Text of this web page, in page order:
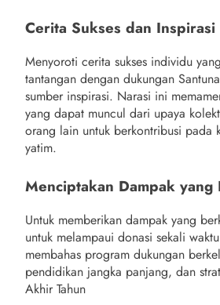
Cerita Sukses dan Inspirasi
Menyoroti cerita sukses individu
tantangan dengan dukungan
sumber inspirasi. Narasi ini
yang dapat muncul dari upaya
orang lain untuk berkontribusi pada
yatim.
Menciptakan Dampak yang
Untuk memberikan dampak yang
untuk melampaui donasi sekali
membahas program dukungan
pendidikan jangka panjang, dan
Akhir Tahun